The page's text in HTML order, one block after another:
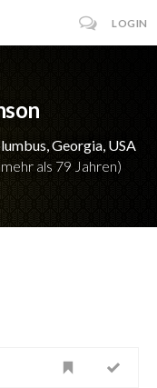
LOGIN
Georgia, USA
als 79 Jahren)